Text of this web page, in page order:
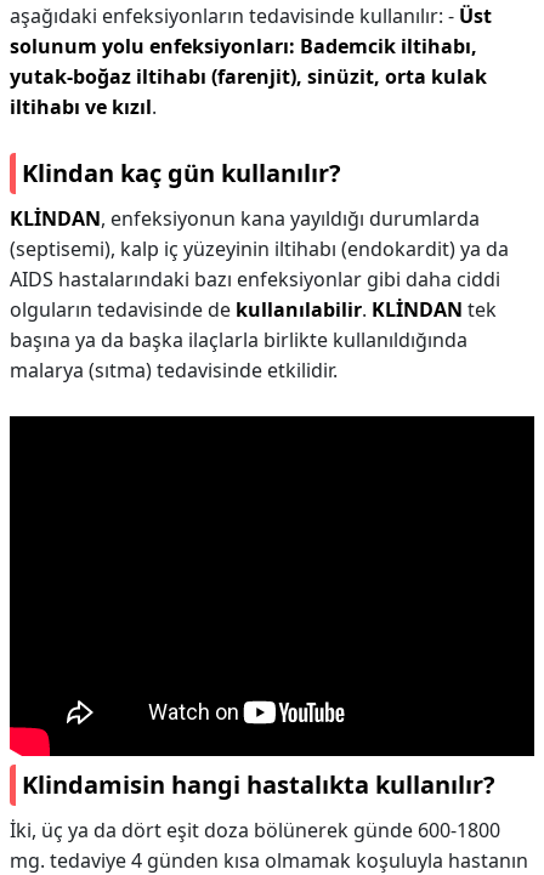
aşağıdaki enfeksiyonların tedavisinde kullanılır: - Üst
solunum yolu enfeksiyonları: Bademcik iltihabı,
yutak-boğaz iltihabı (farenjit), sinüzit, orta kulak
iltihabı ve kızıl.
Klindan kaç gün kullanılır?
KLİNDAN, enfeksiyonun kana yayıldığı durumlarda
(septisemi), kalp iç yüzeyinin iltihabı (endokardit) ya da
AIDS hastalarındaki bazı enfeksiyonlar gibi daha ciddi
olguların tedavisinde de kullanılabilir. KLİNDAN tek
başına ya da başka ilaçlarla birlikte kullanıldığında
malarya (sıtma) tedavisinde etkilidir.
Klindamisin hangi hastalıkta kullanılır?
İki, üç ya da dört eşit doza bölünerek günde 600-1800
mg. tedaviye 4 günden kısa olmamak koşuluyla hastanın